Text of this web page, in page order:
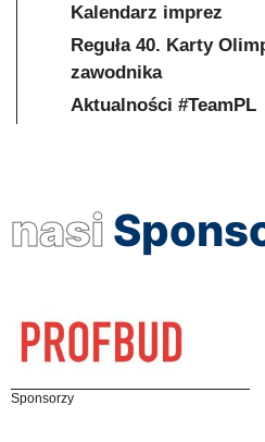
Kalendarz imprez
Reguła 40. Karty
zawodnika
Aktualności #TeamPL
nasi
Sponsorzy